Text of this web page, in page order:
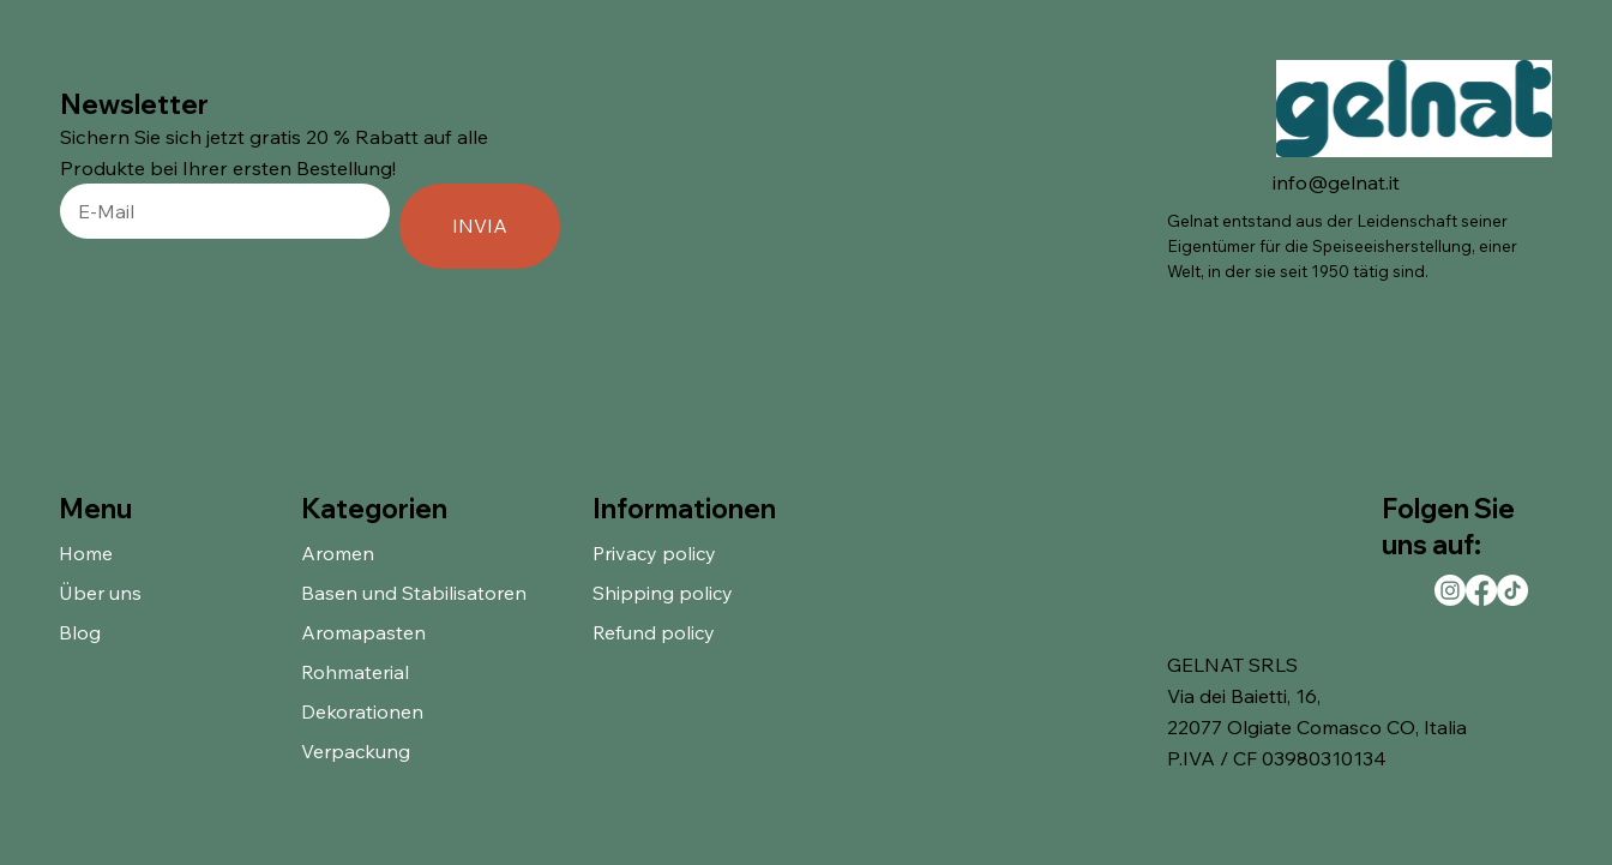
Newsletter
Sichern Sie sich jetzt gratis 20 % Rabatt auf alle
Produkte bei Ihrer ersten Bestellung!
INVIA
info@gelnat.it
Gelnat entstand aus der Leidenschaft seiner
Eigentümer für die Speiseeisherstellung, einer
Welt, in der sie seit 1950 tätig sind.
Informationen
Privacy policy
Shipping policy
Refund policy
Kategorien
Aromen
Basen und Stabilisatoren
Aromapasten
Rohmaterial
Dekorationen
Verpackung
Menu
Home
Über uns
Blog
Folgen Sie
uns auf:
GELNAT SRLS
Via dei Baietti, 16,
22077 Olgiate Comasco CO, Italia
P.IVA / CF 03980310134